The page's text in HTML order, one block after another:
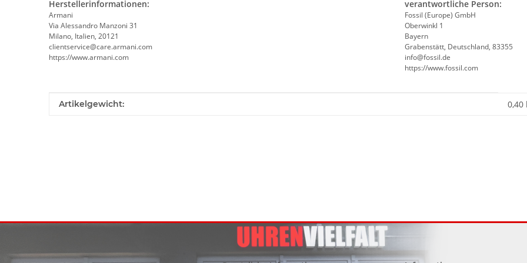
Herstellerinformationen:
Armani
Via Alessandro Manzoni 31
Milano, Italien, 20121
clientservice@care.armani.com
https://www.armani.com
verantwortliche Person:
Fossil (Europe) GmbH
Oberwinkl 1
Bayern
Grabenstätt, Deutschland, 83355
info@fossil.de
https://www.fossil.com
Produkteigenschaft
Wert
Artikelgewicht: 0,40